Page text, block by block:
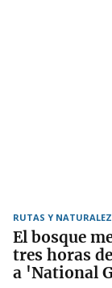
RUTAS Y
El bosque
tres horas
a 'National